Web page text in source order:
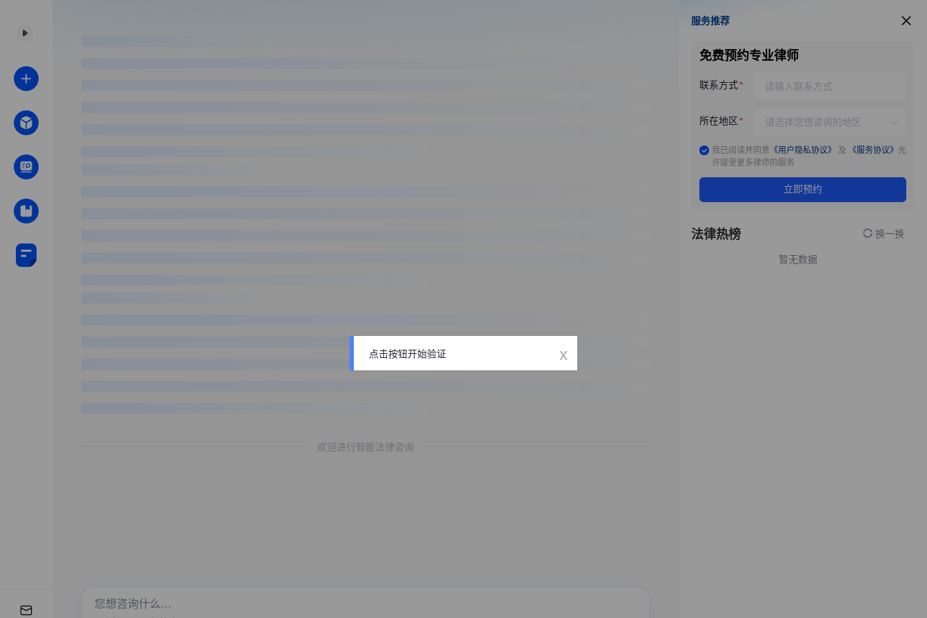
欢迎进行智能法律咨询
服务推荐
服务推荐
免费预约专业律师
联系方式
所在地区
我已阅读并同意 《用户隐私协议》 及 《服务协议》 允
许接受更多律师的服务
立即预约
法律热榜 换一换
暂无数据
点击按钮开始验证 x